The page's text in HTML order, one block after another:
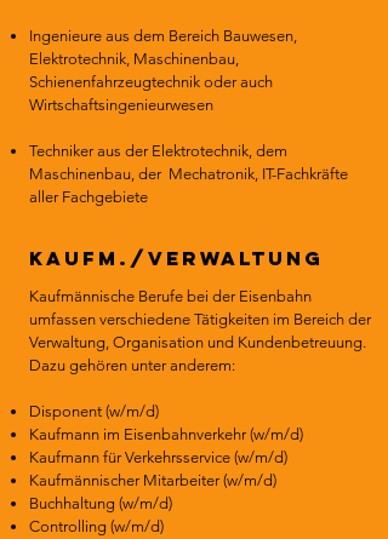
Ingenieure aus dem Bereich Bauwesen,
Elektrotechnik, Maschinenbau,
Schienenfahrzeugtechnik oder auch
Wirtschaftsingenieurwesen
Techniker aus der Elektrotechnik, dem
Maschinenbau, der Mechatronik, IT-Fachkräfte
aller Fachgebiete
Kaufm./Verwaltung
Kaufmännische Berufe bei der Eisenbahn
umfassen verschiedene Tätigkeiten im Bereich der
Verwaltung, Organisation und Kundenbetreuung.
Dazu gehören unter anderem:​
Disponent (w/m/d)
Kaufmann im Eisenbahnverkehr (w/m/d)
Kaufmann für Verkehrsservice (w/m/d)
Kaufmännischer Mitarbeiter (w/m/d)
Buchhaltung (w/m/d)
Controlling (w/m/d)